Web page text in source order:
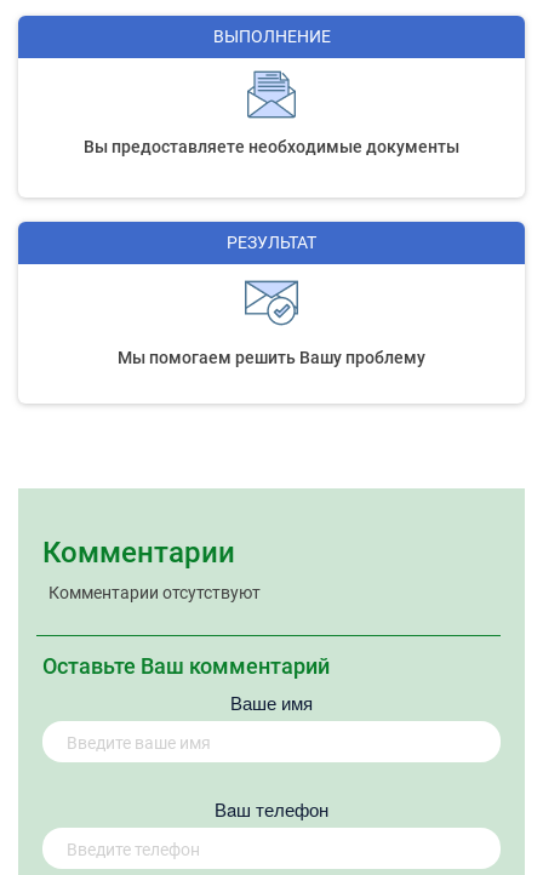
ВЫПОЛНЕНИЕ
Вы предоставляете необходимые документы
РЕЗУЛЬТАТ
Мы помогаем решить Вашу проблему
Комментарии
Комментарии отсутствуют
Оставьте Ваш комментарий
Ваше имя
Вaш телефон